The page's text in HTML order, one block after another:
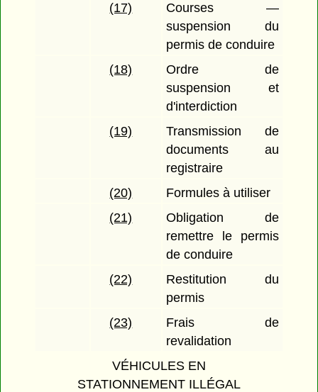
(17)
Courses —
suspension du
permis de conduire
(18)
Ordre de
suspension et
d'interdiction
(19)
Transmission de
documents au
registraire
(20)
Formules à utiliser
(21)
Obligation de
remettre le permis
de conduire
(22)
Restitution du
permis
(23)
Frais de
revalidation
VÉHICULES EN
STATIONNEMENT ILLÉGAL